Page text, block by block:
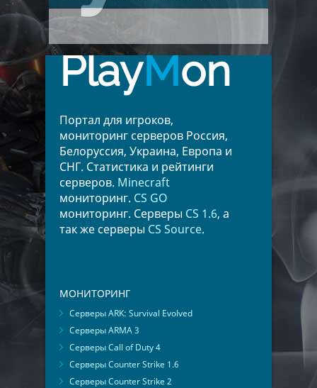
PlayMon
Портал для игроков,
мониторинг серверов Россия,
Белоруссия, Украина, Европа и
СНГ. Статистика и рейтинги
серверов. Minecraft
мониторинг. CS GO
мониторинг. Серверы CS 1.6, а
так же серверы CS Source.
МОНИТОРИНГ
Серверы ARK: Survival Evolved
Серверы ARMA 3
Серверы Call of Duty 4
Серверы Counter Strike 1.6
Серверы Counter Strike 2